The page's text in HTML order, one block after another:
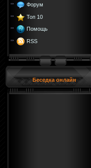
Форум
Топ 10
Помощь
RSS
Беседка онлайн